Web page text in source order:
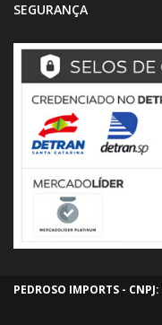
SEGURANÇA
PEDROSO IMPORTS -